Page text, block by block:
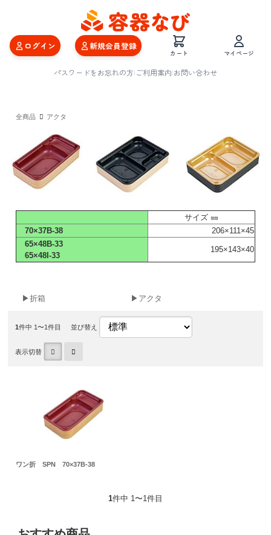
ログイン 新規会員登録
カート マイページ
パスワードをお忘れの方|ご利用案内|お問い合わせ
全商品 アクタ
サイズ ㎜
70×37B-38
206×111×45
65×48B-33
65×48I-33
195×143×40
▶折箱 ▶アクタ
1件中 1〜1件目 並び替え
表示切替
ワン折 SPN 70×37B-38
1件中 1〜1件目